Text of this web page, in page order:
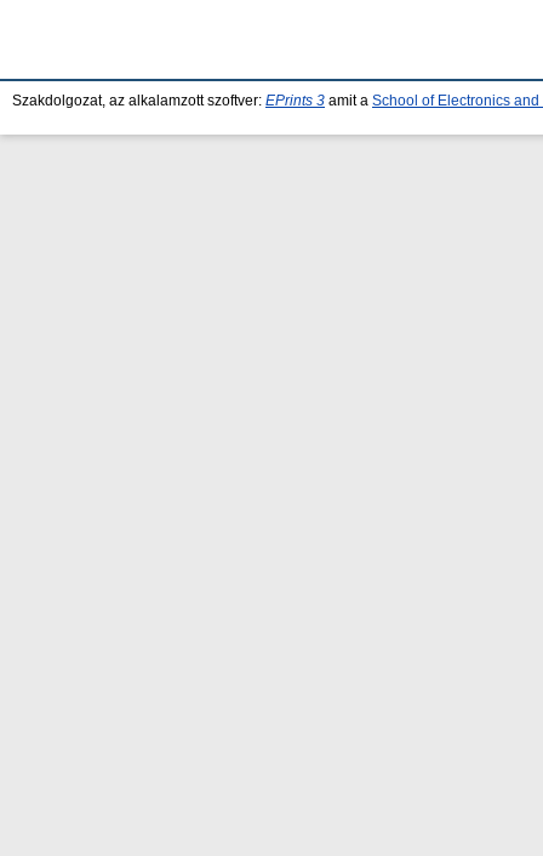
Szakdolgozat, az alkalamzott szoftver: EPrints 3 amit a School of Electronics